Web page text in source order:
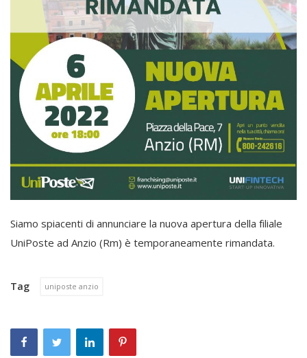
Siamo spiacenti di annunciare la nuova apertura della filiale
UniPoste ad Anzio (Rm) è temporaneamente rimandata.
Tag uniposte anzio